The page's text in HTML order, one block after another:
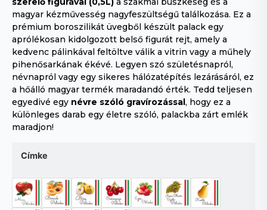
magyar kézművesség nagyfeszültségű találkozása. Ez a
prémium boroszilikát üvegből készült palack egy
aprólékosan kidolgozott belső figurát rejt, amely a
kedvenc pálinkával feltöltve válik a vitrin vagy a műhely
pihenősarkának ékévé. Legyen szó születésnapról,
névnapról vagy egy sikeres hálózatépítés lezárásáról, ez
a hőálló magyar termék maradandó érték. Tedd teljesen
egyedivé egy névre szóló gravírozással , hogy ez a
különleges darab egy életre szóló, palackba zárt emlék
maradjon!
Címke